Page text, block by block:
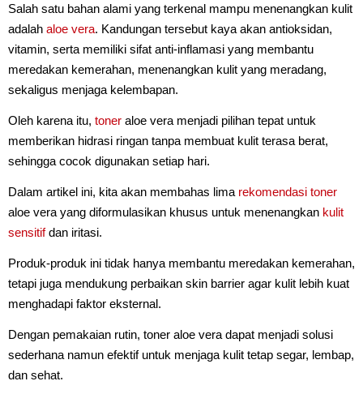
Salah satu bahan alami yang terkenal mampu menenangkan kulit
adalah aloe vera. Kandungan tersebut kaya akan antioksidan,
vitamin, serta memiliki sifat anti-inflamasi yang membantu
meredakan kemerahan, menenangkan kulit yang meradang,
sekaligus menjaga kelembapan.
Oleh karena itu, toner aloe vera menjadi pilihan tepat untuk
memberikan hidrasi ringan tanpa membuat kulit terasa berat,
sehingga cocok digunakan setiap hari.
Dalam artikel ini, kita akan membahas lima rekomendasi toner
aloe vera yang diformulasikan khusus untuk menenangkan kulit
sensitifdan iritasi.
Produk-produk ini tidak hanya membantu meredakan kemerahan,
tetapi juga mendukung perbaikan skin barrier agar kulit lebih kuat
menghadapi faktor eksternal.
Dengan pemakaian rutin, toner aloe vera dapat menjadi solusi
sederhana namun efektif untuk menjaga kulit tetap segar, lembap,
dan sehat.